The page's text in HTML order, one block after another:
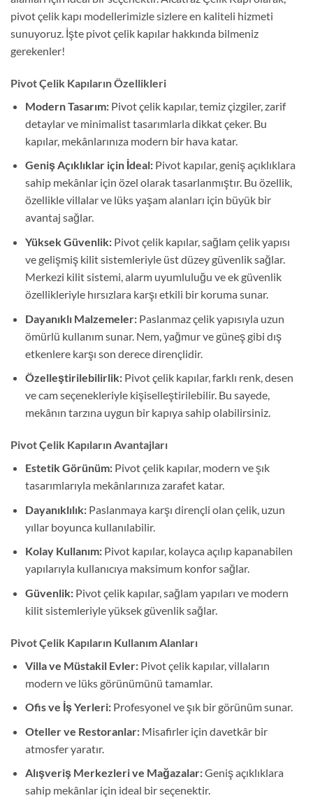
pivot çelik kapı modellerimizle sizlere en kaliteli hizmeti
sunuyoruz. İşte pivot çelik kapılar hakkında bilmeniz
gerekenler!
Pivot Çelik Kapıların Özellikleri
Modern Tasarım:Pivot çelik kapılar, temiz çizgiler, zarif
detaylar ve minimalist tasarımlarla dikkat çeker. Bu
kapılar, mekânlarınıza modern bir hava katar.
Geniş Açıklıklar için İdeal:Pivot kapılar, geniş açıklıklara
sahip mekânlar için özel olarak tasarlanmıştır. Bu özellik,
özellikle villalar ve lüks yaşam alanları için büyük bir
avantaj sağlar.
Yüksek Güvenlik:Pivot çelik kapılar, sağlam çelik yapısı
ve gelişmiş kilit sistemleriyle üst düzey güvenlik sağlar.
Merkezi kilit sistemi, alarm uyumluluğu ve ek güvenlik
özellikleriyle hırsızlara karşı etkili bir koruma sunar.
Dayanıklı Malzemeler:Paslanmaz çelik yapısıyla uzun
ömürlü kullanım sunar. Nem, yağmur ve güneş gibi dış
etkenlere karşı son derece dirençlidir.
Özelleştirilebilirlik:Pivot çelik kapılar, farklı renk, desen
ve cam seçenekleriyle kişiselleştirilebilir. Bu sayede,
mekânın tarzına uygun bir kapıya sahip olabilirsiniz.
Pivot Çelik Kapıların Avantajları
Estetik Görünüm:Pivot çelik kapılar, modern ve şık
tasarımlarıyla mekânlarınıza zarafet katar.
Dayanıklılık:Paslanmaya karşı dirençli olan çelik, uzun
yıllar boyunca kullanılabilir.
Kolay Kullanım:Pivot kapılar, kolayca açılıp kapanabilen
yapılarıyla kullanıcıya maksimum konfor sağlar.
Güvenlik:Pivot çelik kapılar, sağlam yapıları ve modern
kilit sistemleriyle yüksek güvenlik sağlar.
Pivot Çelik Kapıların Kullanım Alanları
Villa ve Müstakil Evler:Pivot çelik kapılar, villaların
modern ve lüks görünümünü tamamlar.
Ofis ve İş Yerleri:Profesyonel ve şık bir görünüm sunar.
Oteller ve Restoranlar:Misafirler için davetkâr bir
atmosfer yaratır.
Alışveriş Merkezleri ve Mağazalar:Geniş açıklıklara
sahip mekânlar için ideal bir seçenektir.